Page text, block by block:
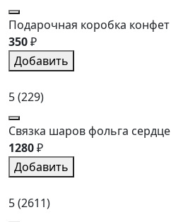
Подарочная коробка конфет
350₽
Добавить
5(229)
Связка шаров фольга сердце
1280₽
Добавить
5(2611)